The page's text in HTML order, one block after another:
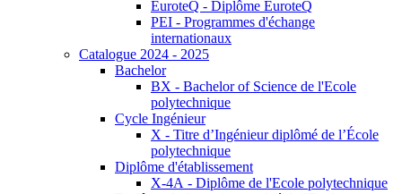
EuroteQ - Diplôme EuroteQ
PEI - Programmes d'échange
internationaux
Catalogue 2024 - 2025
Bachelor
BX - Bachelor of Science de l'Ecole
polytechnique
Cycle Ingénieur
X - Titre d’Ingénieur diplômé de l’École
polytechnique
Diplôme d'établissement
X-4A - Diplôme de l'Ecole polytechnique